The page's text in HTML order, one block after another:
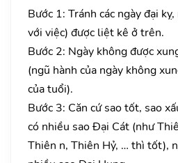
Bước 1: Tránh các ngày đại
với việc) được liệt kê ở trên.
Bước 2: Ngày không được
(ngũ hành của ngày không
của tuổi).
Bước 3: Căn cứ sao tốt, sao
có nhiều sao Đại Cát (như
Thiên n, Thiên Hỷ, … thì tốt),